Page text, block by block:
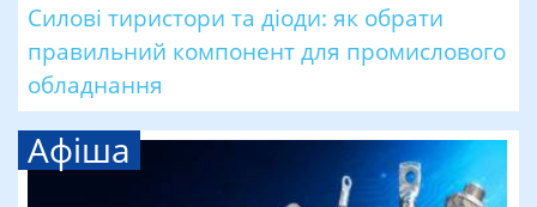
Силові тиристори та діоди: як обрати
правильний компонент для промислового
обладнання
Афіша